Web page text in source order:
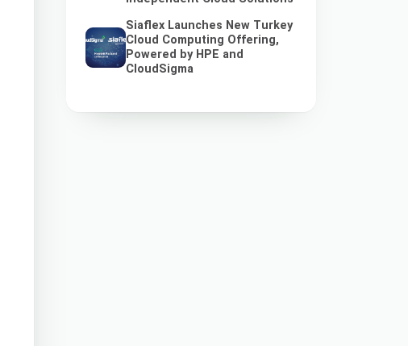
Siaflex Launches New Turkey
Cloud Computing Offering,
Powered by HPE and
CloudSigma